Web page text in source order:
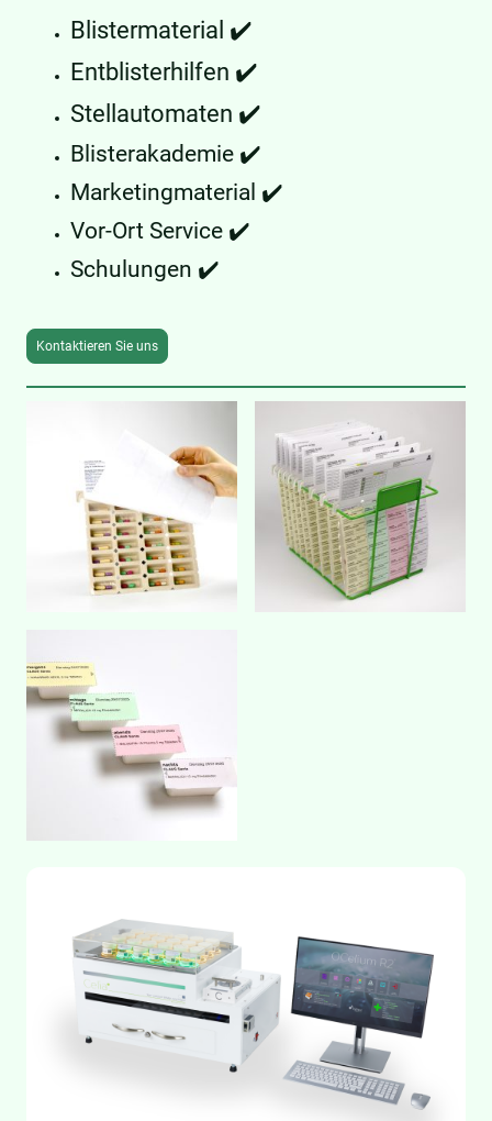
Blistermaterial ✔️
Entblisterhilfen ✔️
Stellautomaten ✔️
Blisterakademie ✔️
Marketingmaterial ✔️
Vor-Ort Service ✔️
Schulungen ✔️
Kontaktieren Sie uns